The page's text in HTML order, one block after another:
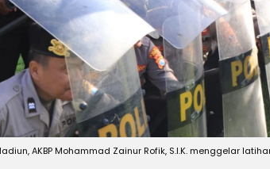
AKBP Mohammad Zainur Rofik, S.I.K. menggelar